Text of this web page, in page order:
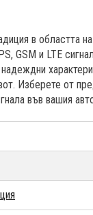
в областта
GSM и LTE
Изберете от
във вашия